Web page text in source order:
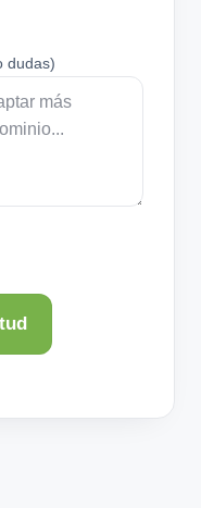
dudas)